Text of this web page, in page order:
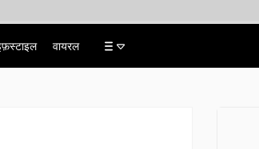
वायरल